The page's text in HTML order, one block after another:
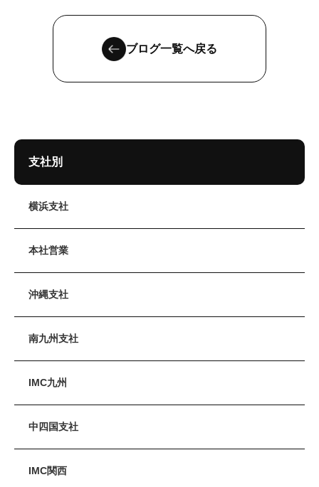
ブログ一覧へ戻る
支社別
横浜支社
本社営業
沖縄支社
南九州支社
IMC九州
中四国支社
IMC関西